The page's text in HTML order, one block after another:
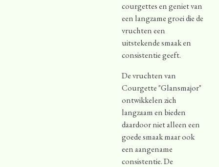
courgettes en geniet van
een langzame groei die de
vruchten een
uitstekende smaak en
consistentie geeft.
De vruchten van
Courgette "Glansmajor"
ontwikkelen zich
langzaam en bieden
daardoor niet alleen een
goede smaak maar ook
een aangename
consistentie. De